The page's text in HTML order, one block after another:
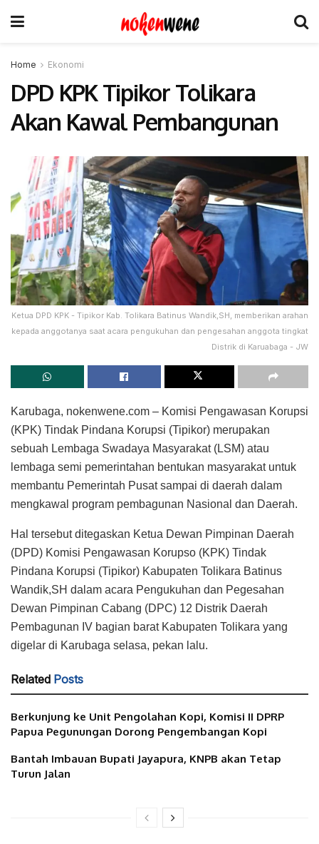
Home Ekonomi
DPD KPK Tipikor Tolikara
Akan Kawal Pembangunan
Ketua DPD KPK - Tipikor Kab. Tolikara Batinus Wandik,SH, memberikan arahan
kepada anggotanya saat acara pengukuhan dan pengesahan anggota tingkat
Distrik di Karuabaga - JW
Karubaga, nokenwene.com – Komisi Pengawasan Korupsi
(KPK) Tindak Pindana Korupsi (Tipikor) merupakan
sebuah Lembaga Swadaya Masyarakat (LSM) atau
lembaga semi pemerintahan bentukan masyarakat untuk
membantu Pemerintah Pusat sampai di daerah dalam
mengkawal program pembagunan Nasional dan Daerah.
Hal tersebut ditegaskan Ketua Dewan Pimpinan Daerah
(DPD) Komisi Pengawasan Korupso (KPK) Tindak
Pindana Korupsi (Tipikor) Kabupaten Tolikara Batinus
Wandik,SH dalam acara Pengukuhan dan Pegesahan
Dewan Pimpinan Cabang (DPC) 12 Distrik Daerah
Pembagunan IV bagian barat Kabupaten Tolikara yang
digelar di Karubaga selasa, pekan lalu.
Related Posts
Berkunjung ke Unit Pengolahan Kopi, Komisi II DPRP
Papua Pegunungan Dorong Pengembangan Kopi
Bantah Imbauan Bupati Jayapura, KNPB akan Tetap
Turun Jalan